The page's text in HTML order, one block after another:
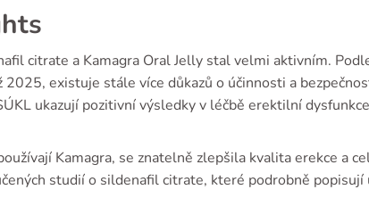
citrate a Kamagra Oral Jelly stal velmi aktivním.
existuje stále více důkazů o účinnosti a
ukazují pozitivní výsledky v léčbě erektilní
Kamagra, se znatelně zlepšila kvalita erekce a
studií o sildenafil citrate, které podrobně popisují